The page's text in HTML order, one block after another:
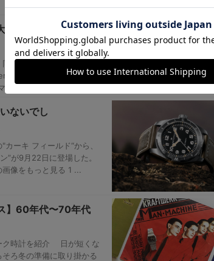
幅なリニューアル
時に革新者として知られ
にて“マスター・オ
イ ...
ないでし
ーキ フィールド“から、
が9月22日に登場した。
像をもっと見る 1 ...
】60年代〜70年代
ク時計を紹介 日が短くな
ろ冬の準備に取り掛かる